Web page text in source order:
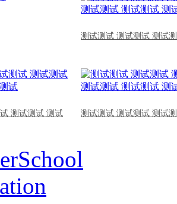
测试测试 测试测试 测试
测试测试 测试 测试测试 测试测试 测试